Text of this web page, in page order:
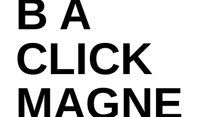
B A
CLICK
MAGNE